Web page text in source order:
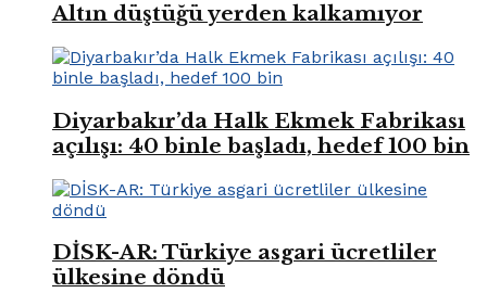
Altın düştüğü yerden kalkamıyor
Diyarbakır’da Halk Ekmek Fabrikası
açılışı: 40 binle başladı, hedef 100 bin
DİSK-AR: Türkiye asgari ücretliler
ülkesine döndü